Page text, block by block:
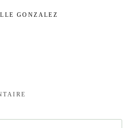
GONZALEZ